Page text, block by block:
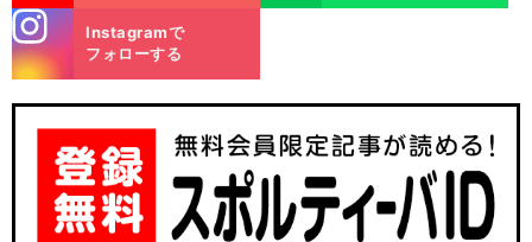
m
Instagramで
フォローする